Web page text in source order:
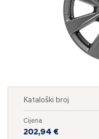
Kataloški broj
Cijena
202,94 €